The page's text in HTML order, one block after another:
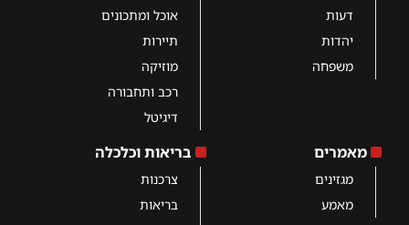
דעות
יהדות
משפחה
אוכל ומתכונים
תיירות
מוזיקה
רכב ותחבורה
דיגיטל
מאמרים
מגזינים
מאמע
בריאות וכלכלה
צרכנות
בריאות